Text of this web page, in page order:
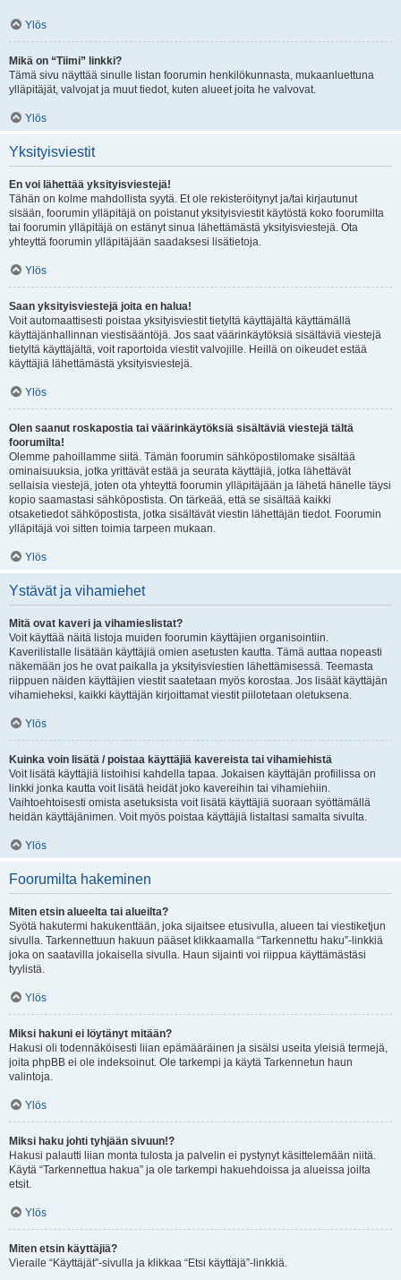
Ylös
Mikä on “Tiimi” linkki?
Tämä sivu näyttää sinulle listan foorumin henkilökunnasta, mukaanluettuna
ylläpitäjät, valvojat ja muut tiedot, kuten alueet joita he valvovat.
Ylös
Yksityisviestit
En voi lähettää yksityisviestejä!
Tähän on kolme mahdollista syytä. Et ole rekisteröitynyt ja/tai kirjautunut
sisään, foorumin ylläpitäjä on poistanut yksityisviestit käytöstä koko foorumilta
tai foorumin ylläpitäjä on estänyt sinua lähettämästä yksityisviestejä. Ota
yhteyttä foorumin ylläpitäjään saadaksesi lisätietoja.
Ylös
Saan yksityisviestejä joita en halua!
Voit automaattisesti poistaa yksityisviestit tietyltä käyttäjältä käyttämällä
käyttäjänhallinnan viestisääntöjä. Jos saat väärinkäytöksiä sisältäviä viestejä
tietyltä käyttäjältä, voit raportoida viestit valvojille. Heillä on oikeudet estää
käyttäjiä lähettämästä yksityisviestejä.
Ylös
Olen saanut roskapostia tai väärinkäytöksiä sisältäviä viestejä tältä
foorumilta!
Olemme pahoillamme siitä. Tämän foorumin sähköpostilomake sisältää
ominaisuuksia, jotka yrittävät estää ja seurata käyttäjiä, jotka lähettävät
sellaisia viestejä, joten ota yhteyttä foorumin ylläpitäjään ja lähetä hänelle täysi
kopio saamastasi sähköpostista. On tärkeää, että se sisältää kaikki
otsaketiedot sähköpostista, jotka sisältävät viestin lähettäjän tiedot. Foorumin
ylläpitäjä voi sitten toimia tarpeen mukaan.
Ylös
Ystävät ja vihamiehet
Mitä ovat kaveri ja vihamieslistat?
Voit käyttää näitä listoja muiden foorumin käyttäjien organisointiin.
Kaverilistalle lisätään käyttäjiä omien asetusten kautta. Tämä auttaa nopeasti
näkemään jos he ovat paikalla ja yksityisviestien lähettämisessä. Teemasta
riippuen näiden käyttäjien viestit saatetaan myös korostaa. Jos lisäät käyttäjän
vihamieheksi, kaikki käyttäjän kirjoittamat viestit piilotetaan oletuksena.
Ylös
Kuinka voin lisätä / poistaa käyttäjiä kavereista tai vihamiehistä
Voit lisätä käyttäjiä listoihisi kahdella tapaa. Jokaisen käyttäjän profiilissa on
linkki jonka kautta voit lisätä heidät joko kavereihin tai vihamiehiin.
Vaihtoehtoisesti omista asetuksista voit lisätä käyttäjiä suoraan syöttämällä
heidän käyttäjänimen. Voit myös poistaa käyttäjiä listaltasi samalta sivulta.
Ylös
Foorumilta hakeminen
Miten etsin alueelta tai alueilta?
Syötä hakutermi hakukenttään, joka sijaitsee etusivulla, alueen tai viestiketjun
sivulla. Tarkennettuun hakuun pääset klikkaamalla “Tarkennettu haku”-linkkiä
joka on saatavilla jokaisella sivulla. Haun sijainti voi riippua käyttämästäsi
tyylistä.
Ylös
Miksi hakuni ei löytänyt mitään?
Hakusi oli todennäköisesti liian epämääräinen ja sisälsi useita yleisiä termejä,
joita phpBB ei ole indeksoinut. Ole tarkempi ja käytä Tarkennetun haun
valintoja.
Ylös
Miksi haku johti tyhjään sivuun!?
Hakusi palautti liian monta tulosta ja palvelin ei pystynyt käsittelemään niitä.
Käytä “Tarkennettua hakua” ja ole tarkempi hakuehdoissa ja alueissa joilta
etsit.
Ylös
Miten etsin käyttäjiä?
Vieraile “Käyttäjät”-sivulla ja klikkaa “Etsi käyttäjä”-linkkiä.